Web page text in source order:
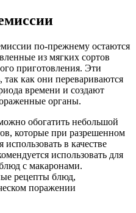
по-прежнему остаются
из мягких сортов
приготовления. Эти
так как они перевариваются
времени и создают
органы.
обогатить небольшой
которые при разрешенном
использовать в качестве
использовать для
с макаронами.
рецепты блюд,
поражении